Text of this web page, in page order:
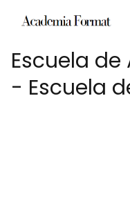
Escuela de Arte León Ortega
- Escuela